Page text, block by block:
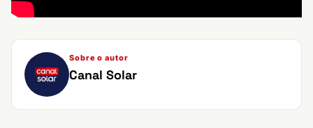
Sobre o autor
Canal Solar